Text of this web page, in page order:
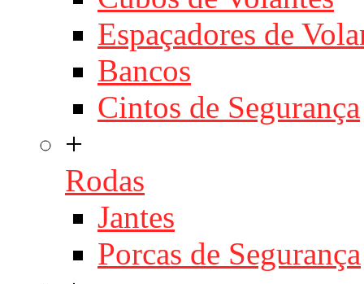
Espaçadores de
Bancos
Cintos de Segurança
+
Rodas
Jantes
Porcas de Segurança